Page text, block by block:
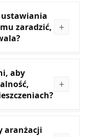
ustawiania
zaradzić,
aby
aranżacji